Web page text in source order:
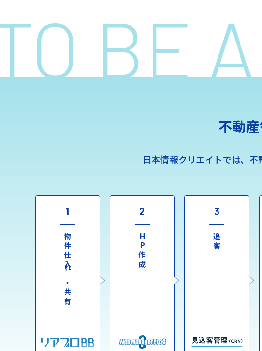
BE
不動
日本情報クリエイトでは、不
1
物件仕入れ・共有
2
HP作成
3
追客